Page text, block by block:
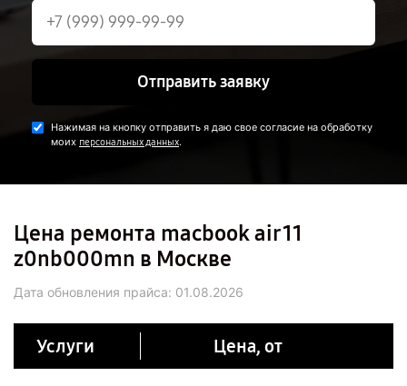
Отправить заявку
Нажимая на кнопку отправить я даю свое согласие на обработку
моих персональных данных.
Цена ремонта macbook air 11
z0nb000mn в Москве
Дата обновления прайса: 01.08.2026
Услуги Цена, от